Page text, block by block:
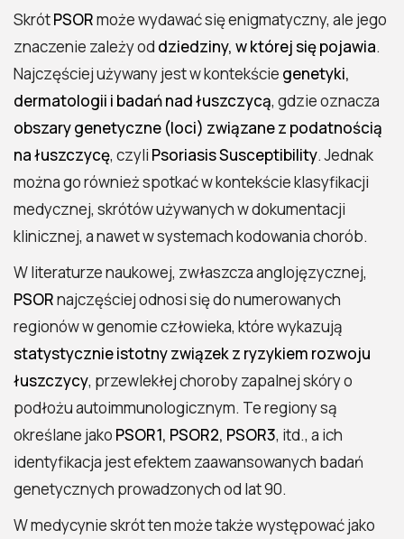
SkrótPSORmoże wydawać się enigmatyczny, ale jego
znaczenie zależy od dziedziny, w której się pojawia.
Najczęściej używany jest w kontekście genetyki,
dermatologii i badań nad łuszczycą, gdzie oznacza
obszary genetyczne (loci) związane z podatnością
na łuszczycę, czyli Psoriasis Susceptibility. Jednak
można go również spotkać w kontekście klasyfikacji
medycznej, skrótów używanych w dokumentacji
klinicznej, a nawet w systemach kodowania chorób.
W literaturze naukowej, zwłaszcza anglojęzycznej,
PSORnajczęściej odnosi się do numerowanych
regionów w genomie człowieka, które wykazują
statystycznie istotny związek z ryzykiem rozwoju
łuszczycy, przewlekłej choroby zapalnej skóry o
podłożu autoimmunologicznym. Te regiony są
określane jako PSOR1, PSOR2, PSOR3, itd., a ich
identyfikacja jest efektem zaawansowanych badań
genetycznych prowadzonych od lat 90.
W medycynie skrót ten może także występować jako
Czy każdy, kto ma gen PSOR1, zachoruje
na łuszczycę?
Jakie znaczenie ma PSOR w leczeniu
łuszczycy?
Czy można zbadać geny PSOR?